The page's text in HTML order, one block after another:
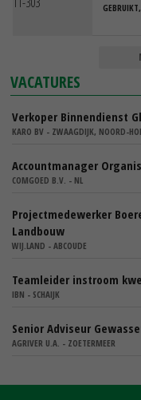
VACATURES
Verkoper Binnendienst
KARO BV - ZWAAGDIJK, NOORD-
Accountmanager
COMGOED B.V. - NL
Projectmedewerker
Landbouw
WIJ.LAND - ABCOUDE
Teamleider instroom
IBN - SCHAIJK
Senior Adviseur
AGRIVER U.A. - ZOETERMEER